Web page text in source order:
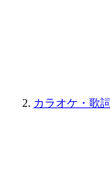
カラオケ・歌